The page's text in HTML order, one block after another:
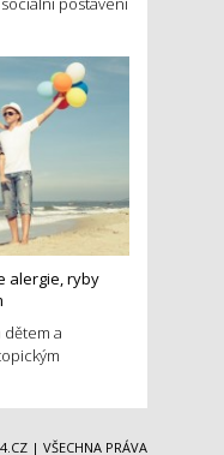
alergie, ryby
a
| VŠECHNA PRÁVA